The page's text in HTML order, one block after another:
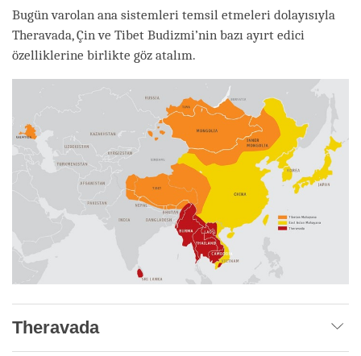
Bugün varolan ana sistemleri temsil etmeleri dolayısıyla
Theravada, Çin ve Tibet Budizmi’nin bazı ayırt edici
özelliklerine birlikte göz atalım.
Theravada